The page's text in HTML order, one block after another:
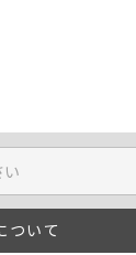
ついて